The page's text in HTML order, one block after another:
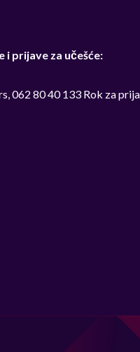
i prijave za učešće:
, 062 80 40 133 Rok za